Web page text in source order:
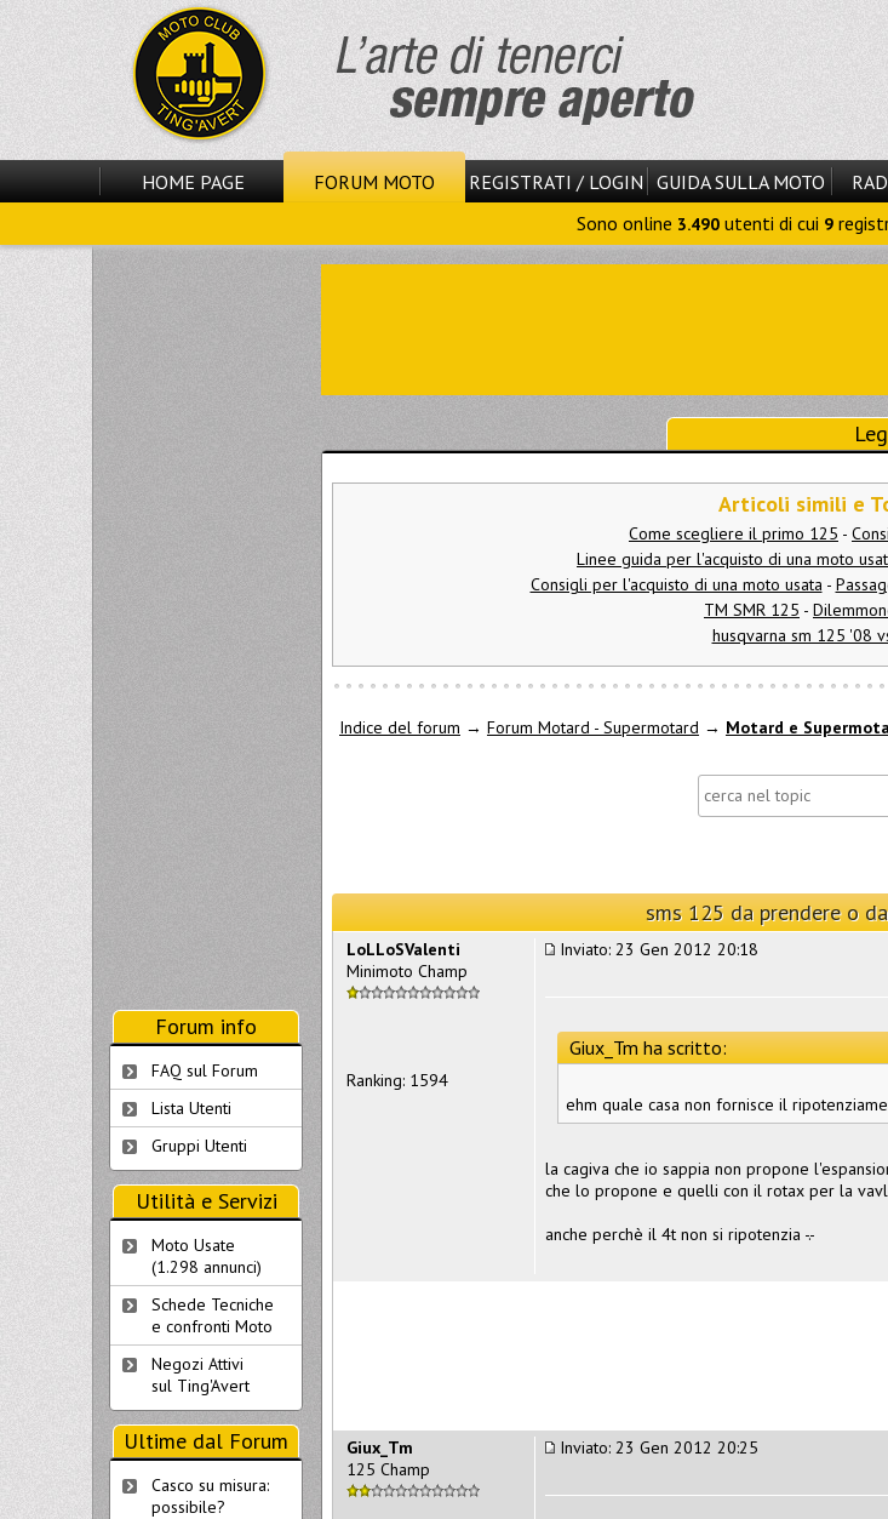
HOME PAGE FORUM MOTO REGISTRATI / LOGIN GUIDA SULLA MOTO
Sono online 3.490 utenti di cui 9
Articoli simili e
Come scegliere il primo 125 -
Linee guida per l'acquisto di una moto
Consigli per l'acquisto di una moto usata -
TM SMR 125 -
husqvarna sm 125 '08
Indice del forum → Forum Motard - Supermotard → Motard e
sms 125 da prendere o
Inviato: 23 Gen 2012 20:18
Giux_Tm ha scritto:
ehm quale casa non fornisce il
la cagiva che io sappia non propone
che lo propone e quelli con il rotax per la
anche perchè il 4t non si ripotenzia -.-
LoLLoSValenti
Minimoto Champ
Ranking: 1594
Inviato: 23 Gen 2012 20:25
Giux_Tm
125 Champ
Forum info
FAQ sul Forum
Lista Utenti
Gruppi Utenti
Utilità e Servizi
Moto Usate
(1.298 annunci)
Schede Tecniche
e confronti Moto
Negozi Attivi
sul Ting'Avert
Ultime dal Forum
Casco su misura:
possibile?